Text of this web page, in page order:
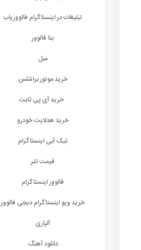
تبلیغات در اینستاگرام فالووریاب
بتا فالوور
مبل
خرید موتور براشلس
خرید آی پی ثابت
خرید هدلایت خودرو
تیک آبی اینستاگرام
قیمت تتر
فالوور اینستاگرام
خرید ویو اینستاگرام دیجی فالوور
آلپاری
دانلود آهنگ